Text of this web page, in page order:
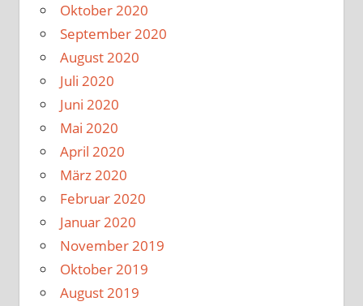
Oktober 2020
September 2020
August 2020
Juli 2020
Juni 2020
Mai 2020
April 2020
März 2020
Februar 2020
Januar 2020
November 2019
Oktober 2019
August 2019